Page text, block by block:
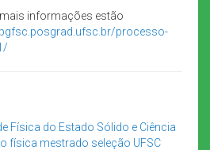
informações estão
processo-
Física do Estado Sólido e Ciência
física mestrado seleção UFSC